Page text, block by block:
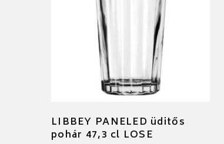
LIBBEY PANELED üditős
pohár 47,3 cl LOSE